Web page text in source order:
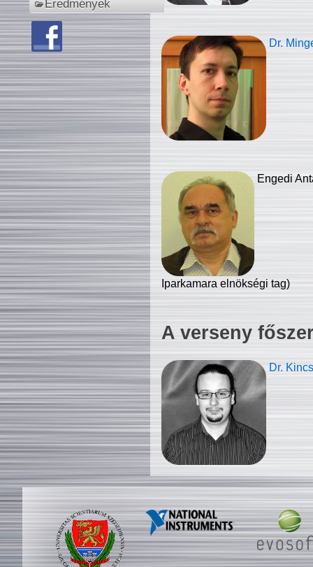
Eredmények
Dr.
Engedi
Iparkamara elnökségi tag)
A verseny
Dr.